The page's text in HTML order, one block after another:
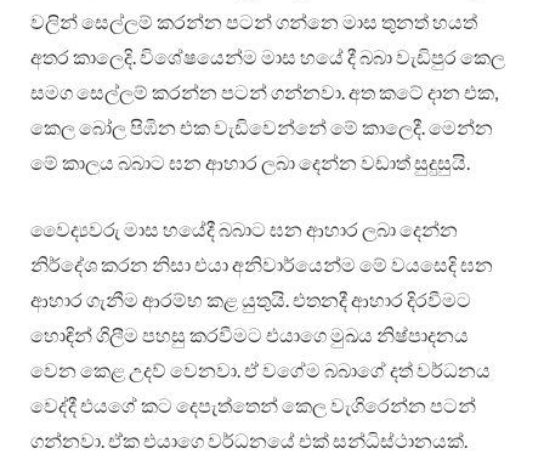
වලින් සෙල්ලම් කරන්න පටන් ගන්නෙ මාස තුනත් හයත්
අතර කාලෙදි. විශේෂයෙන්ම මාස හයේ දී බබා වැඩිපුර කෙල
සමග සෙල්ලම් කරන්න පටන් ගන්නවා. අත කටේ දාන එක,
කෙල බෝල පිඹින එක වැඩිවෙන්නේ මේ කාලෙදී. මෙන්න
මේ කාලය බබාට ඝන ආහාර ලබා දෙන්න වඩාත් සුදුසුයි.
වෛද්‍යවරු මාස හයේදී බබාට ඝන ආහාර ලබා දෙන්න
නිර්දේශ කරන නිසා එයා අනිවාර්යෙන්ම මේ වයසෙදි ඝන
ආහාර ගැනීම ආරම්භ කළ යුතුයි. එතනදී ආහාර දිරවීමට
හොඳින් ගිලීම පහසු කරවීමට එයාගෙ මුඛය නිෂ්පාදනය
වෙන කෙළ උදව් වෙනවා. ඒ වගේම බබාගේ දත් වර්ධනය
වෙද්දී එයගේ කට දෙපැත්තෙන් කෙල වැගිරෙන්න පටන්
ගන්නවා. ඒක එයාගෙ වර්ධනයේ එක් සන්ධිස්ථානයක්.